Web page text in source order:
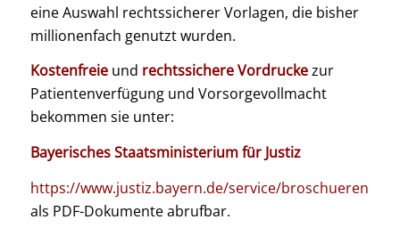
eine Auswahl rechtssicherer Vorlagen, die bisher
millionenfach genutzt wurden.
Kostenfreieund rechtssichere Vordruckezur
Patientenverfügung und Vorsorgevollmacht
bekommen sie unter:
Bayerisches Staatsministerium für Justiz
https://www.justiz.bayern.de/service/broschueren
als PDF-Dokumente abrufbar.